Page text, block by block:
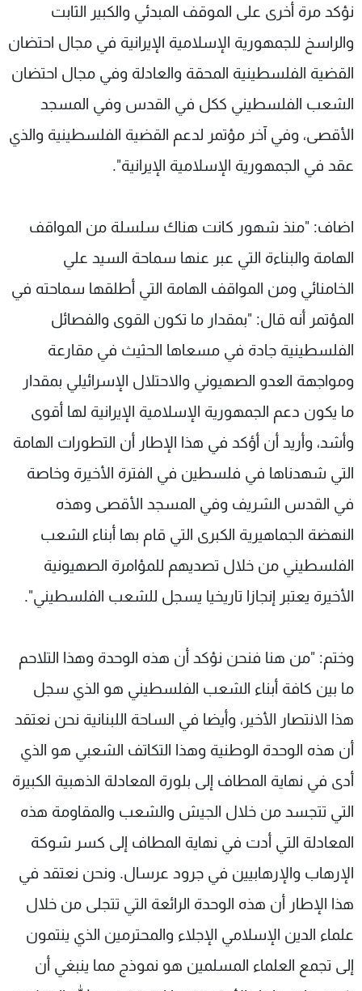
نؤكد مرة أخرى على الموقف المبدئي والكبير الثابت
والراسخ للجمهورية الإسلامية الإيرانية في مجال احتضان
القضية الفلسطينية المحقة والعادلة وفي مجال احتضان
الشعب الفلسطيني ككل في القدس وفي المسجد
الأقصى، وفي آخر مؤتمر لدعم القضية الفلسطينية والذي
عقد في الجمهورية الإسلامية الإيرانية".
اضاف: "منذ شهور كانت هناك سلسلة من المواقف
الهامة والبناءة التي عبر عنها سماحة السيد علي
الخامنائي ومن المواقف الهامة التي أطلقها سماحته في
المؤتمر أنه قال: "بمقدار ما تكون القوى والفصائل
الفلسطينية جادة في مسعاها الحثيث في مقارعة
ومواجهة العدو الصهيوني والاحتلال الإسرائيلي بمقدار
ما يكون دعم الجمهورية الإسلامية الإيرانية لها أقوى
وأشد، وأريد أن أؤكد في هذا الإطار أن التطورات الهامة
التي شهدناها في فلسطين في الفترة الأخيرة وخاصة
في القدس الشريف وفي المسجد الأقصى وهذه
النهضة الجماهيرية الكبرى التي قام بها أبناء الشعب
الفلسطيني من خلال تصديهم للمؤامرة الصهيونية
الأخيرة يعتبر إنجازا تاريخيا يسجل للشعب الفلسطيني".
وختم: "من هنا فنحن نؤكد أن هذه الوحدة وهذا التلاحم
ما بين كافة أبناء الشعب الفلسطيني هو الذي سجل
هذا الانتصار الأخير، وأيضا في الساحة اللبنانية نحن نعتقد
أن هذه الوحدة الوطنية وهذا التكاتف الشعبي هو الذي
أدى في نهاية المطاف إلى بلورة المعادلة الذهبية الكبيرة
التي تتجسد من خلال الجيش والشعب والمقاومة هذه
المعادلة التي أدت في نهاية المطاف إلى كسر شوكة
الإرهاب والإرهابيين في جرود عرسال. ونحن نعتقد في
هذا الإطار أن هذه الوحدة الرائعة التي تتجلى من خلال
علماء الدين الإسلامي الإجلاء والمحترمين الذي ينتمون
إلى تجمع العلماء المسلمين هو نموذج مما ينبغي أن